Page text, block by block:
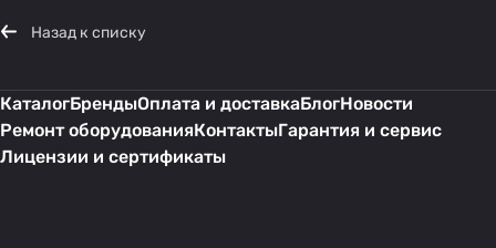
Назад к списку
КаталогБрендыОплата и доставкаБлогНовости
Ремонт оборудованияКонтактыГарантия и сервис
Лицензии и сертификаты